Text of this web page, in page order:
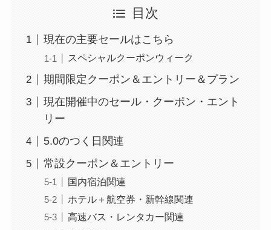
目次
現在の主要セールはこちら
スペシャルクーポンウィーク
期間限定クーポン＆エントリー＆プラン
現在開催中のセール・クーポン・エント
リー
5.0のつく日関連
常設クーポン＆エントリー
国内宿泊関連
ホテル＋航空券・新幹線関連
高速バス・レンタカー関連